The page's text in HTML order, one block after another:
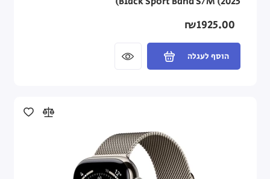
₪1925.00
הוסף לעגלה